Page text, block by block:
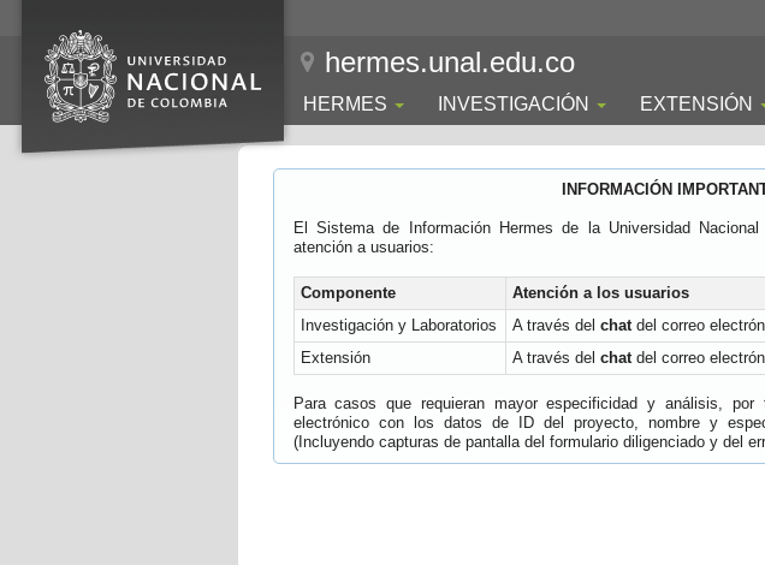
hermes.unal.edu.co
HERMES INVESTIGACIÓN EXTENSIÓN
INFORMACIÓN
El Sistema de Información Hermes de la Universidad
atención a usuarios:
Componente Atención a los usuarios
Investigación y Laboratorios
A través del chatdel correo
Extensión
A través del chatdel correo
Para casos que requieran mayor especificidad y análisis,
electrónico con los datos de ID del proyecto, nombre y
(Incluyendo capturas de pantalla del formulario diligenciado y del